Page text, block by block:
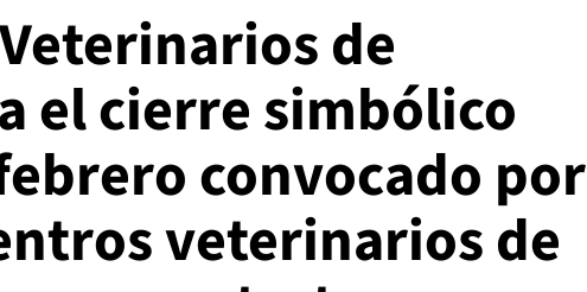
de
el cierre simbólico
convocado por
veterinarios de